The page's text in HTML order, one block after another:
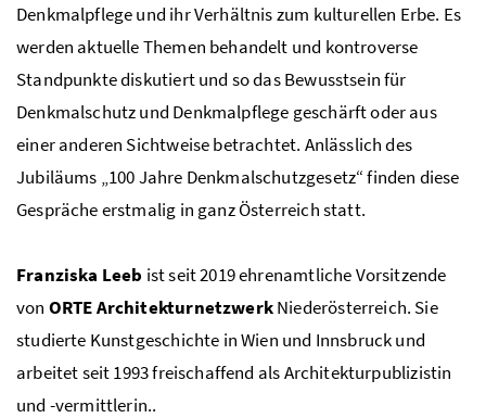
Denkmalpflege und ihr Verhältnis zum kulturellen Erbe. Es
werden aktuelle Themen behandelt und kontroverse
Standpunkte diskutiert und so das Bewusstsein für
Denkmalschutz und Denkmalpflege geschärft oder aus
einer anderen Sichtweise betrachtet. Anlässlich des
Jubiläums „100 Jahre Denkmalschutzgesetz“ finden diese
Gespräche erstmalig in ganz Österreich statt.
Franziska Leeb ist seit 2019 ehrenamtliche Vorsitzende
von ORTE ArchitekturnetzwerkNiederösterreich. Sie
studierte Kunstgeschichte in Wien und Innsbruck und
arbeitet seit 1993 freischaffend als Architekturpublizistin
und -vermittlerin..